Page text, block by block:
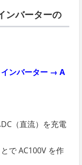
ンバーターの
ンバーター → A
（直流）を充電
で AC100V を作